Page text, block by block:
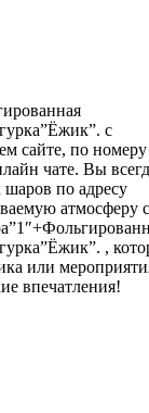
с
сайте, по номеру
чате. Вы
по адресу
атмосферу с
,
или
впечатления!